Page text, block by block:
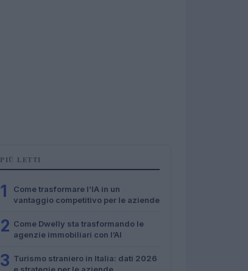
PIÙ LETTI
1
Come trasformare l’IA in un
vantaggio competitivo per le aziende
2 Come Dwelly sta trasformando le
agenzie immobiliari con l’AI
3 Turismo straniero in Italia: dati 2026